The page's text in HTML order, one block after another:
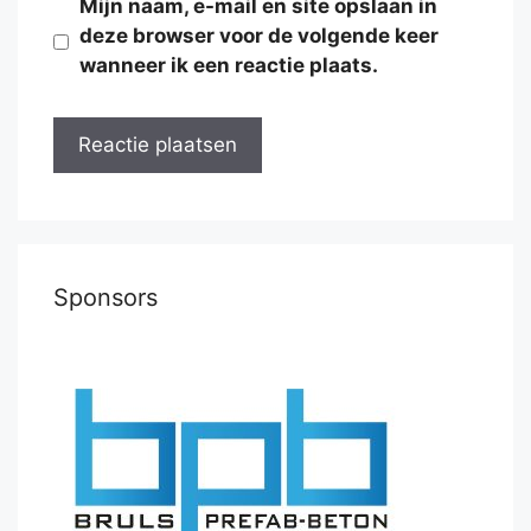
Mijn naam, e-mail en site opslaan in
deze browser voor de volgende keer
wanneer ik een reactie plaats.
Sponsors